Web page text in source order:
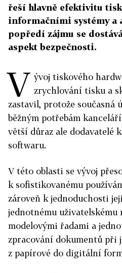
řeší hlavně efektivitu
informačními systémy a
popředí zájmu se
aspekt bezpečnosti.
V ývoj tiskového
zrychlování tisku a
zastavil, protože současná
běžným potřebám
větší důraz ale dodavatelé
softwaru.
V této oblasti se vývoj
k sofistikovanému
zároveň k jednoduchosti
jednotnému
modelovými řadami a
zpracování dokumentů při
z papírové do digitální